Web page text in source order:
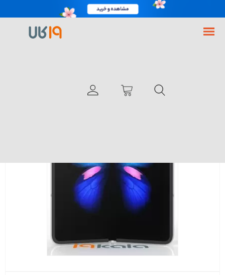
با انگشت بچرخانید